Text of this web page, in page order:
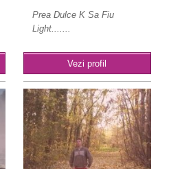
Prea Dulce K Sa Fiu
Light.......
Vezi profil